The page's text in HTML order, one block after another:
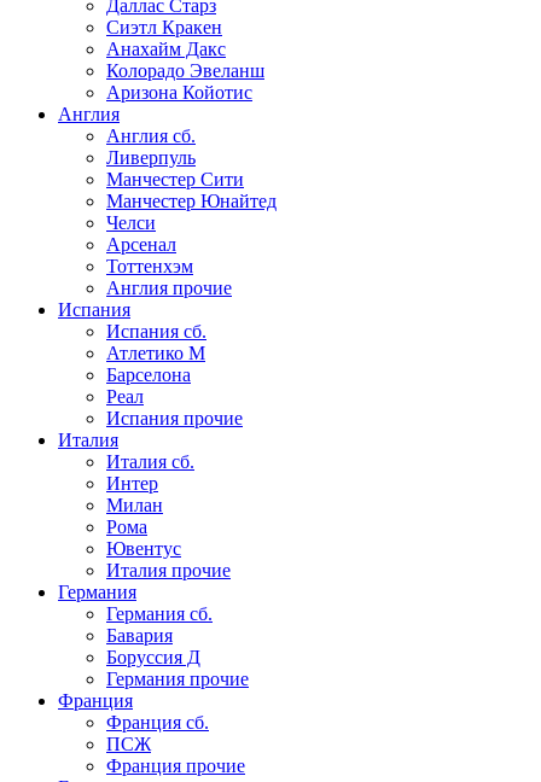
Даллас Старз
Сиэтл Кракен
Анахайм Дакс
Колорадо Эвеланш
Аризона Койотис
Англия
Англия сб.
Ливерпуль
Манчестер Сити
Манчестер Юнайтед
Челси
Арсенал
Тоттенхэм
Англия прочие
Испания
Испания сб.
Атлетико М
Барселона
Реал
Испания прочие
Италия
Италия сб.
Интер
Милан
Рома
Ювентус
Италия прочие
Германия
Германия сб.
Бавария
Боруссия Д
Германия прочие
Франция
Франция сб.
ПСЖ
Франция прочие